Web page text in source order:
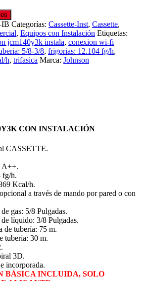
IB Categorías: Cassette-Inst, Cassette,
, Equipos con Instalación Etiquetas:
jcm140y3k instala, conexion wi-fi
5/8-3/8, frigorias: 12.104 fg/h,
h, trifasica Marca: Johnson
CON INSTALACIÓN
CASSETTE.
A++.
fg/h.
Kcal/h.
a través de mando por pared o con
gas: 5/8 Pulgadas.
líquido: 3/8 Pulgadas.
de tubería: 75 m.
tubería: 30 m.
3D.
incorporada.
BÁSICA INCLUIDA, SOLO